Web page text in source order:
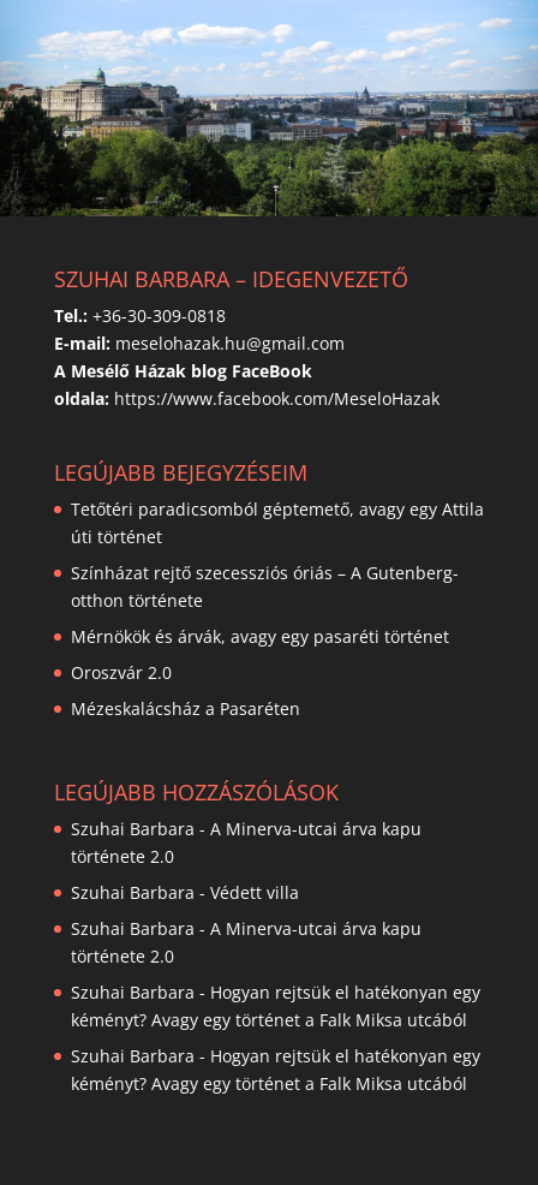
SZUHAI BARBARA – IDEGENVEZETŐ
Tel.: +36-30-309-0818
E-mail: meselohazak.hu@gmail.com
A Mesélő Házak blog FaceBook
oldala: https://www.facebook.com/MeseloHazak
LEGÚJABB BEJEGYZÉSEIM
Tetőtéri paradicsomból géptemető, avagy egy Attila
úti történet
Színházat rejtő szecessziós óriás – A Gutenberg-
otthon története
Mérnökök és árvák, avagy egy pasaréti történet
Oroszvár 2.0
Mézeskalácsház a Pasaréten
LEGÚJABB HOZZÁSZÓLÁSOK
Szuhai Barbara - A Minerva-utcai árva kapu
története 2.0
Szuhai Barbara - Védett villa
Szuhai Barbara - A Minerva-utcai árva kapu
története 2.0
Szuhai Barbara - Hogyan rejtsük el hatékonyan egy
kéményt? Avagy egy történet a Falk Miksa utcából
Szuhai Barbara - Hogyan rejtsük el hatékonyan egy
kéményt? Avagy egy történet a Falk Miksa utcából